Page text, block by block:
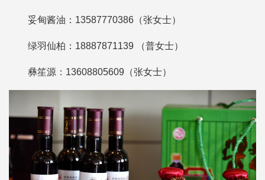
妥甸酱油：13587770386（张女士）
绿羽仙柏：18887871139 （普女士）
彝笙源：13608805609（张女士）